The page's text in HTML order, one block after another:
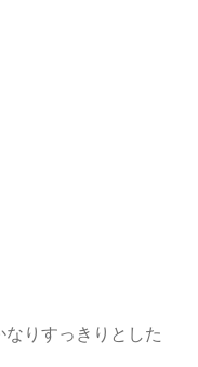
なりすっきりとした